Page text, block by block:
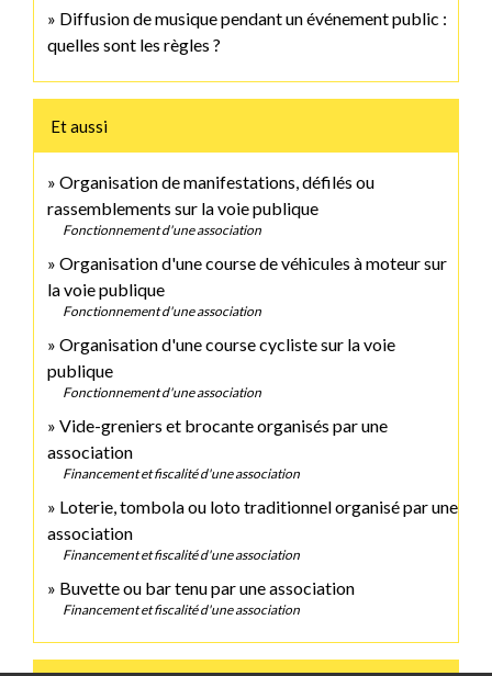
Diffusion de musique pendant un événement public :
quelles sont les règles ?
Et aussi
Organisation de manifestations, défilés ou
rassemblements sur la voie publique
Fonctionnement d'une association
Organisation d'une course de véhicules à moteur sur
la voie publique
Fonctionnement d'une association
Organisation d'une course cycliste sur la voie
publique
Fonctionnement d'une association
Vide-greniers et brocante organisés par une
association
Financement et fiscalité d'une association
Loterie, tombola ou loto traditionnel organisé par une
association
Financement et fiscalité d'une association
Buvette ou bar tenu par une association
Financement et fiscalité d'une association